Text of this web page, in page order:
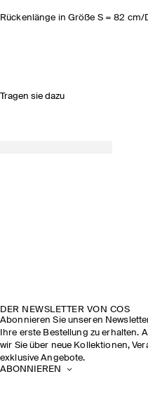
Rückenlänge in Größe S = 82 cm/
Tragen sie dazu
DER NEWSLETTER VON COS
Abonnieren Sie unseren
Ihre erste Bestellung zu erhalten.
wir Sie über neue Kollektionen,
exklusive Angebote.
ABONNIEREN